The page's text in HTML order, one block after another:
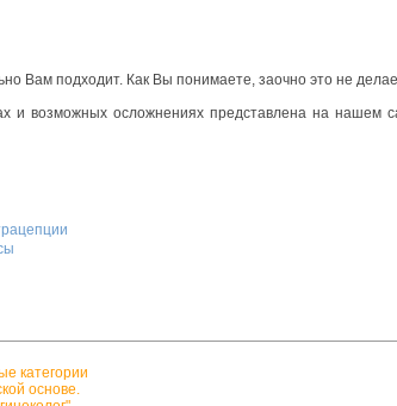
Вам подходит. Как Вы понимаете, заочно это не
и возможных осложнениях представлена на нашем
категории
основе.